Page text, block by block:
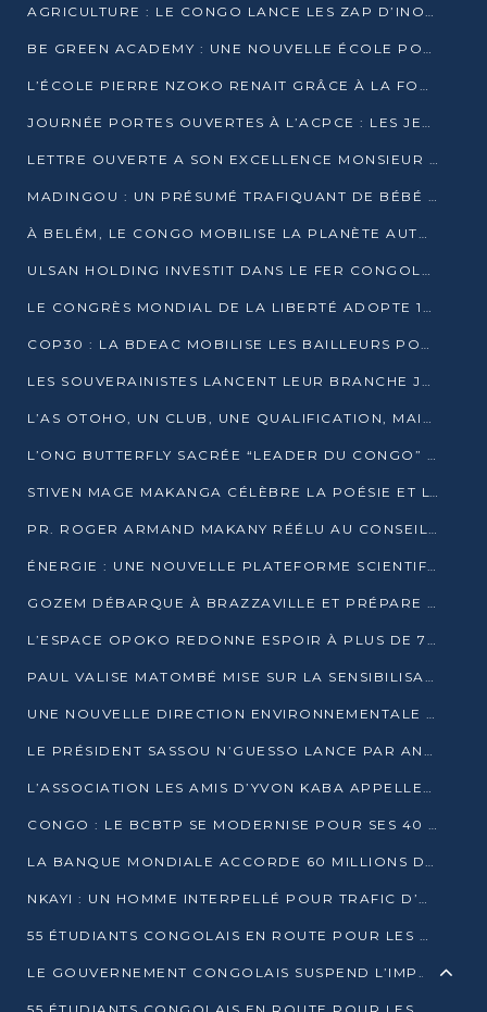
AGRICULTURE : LE CONGO LANCE LES ZAP D’INONI ET YONO
BE GREEN ACADEMY : UNE NOUVELLE ÉCOLE POUR LES MÉTIERS DE L’ÉCOLOGIE À POINTE-NOIRE
L’ÉCOLE PIERRE NZOKO RENAIT GRÂCE À LA FONDATION MUCODEC
JOURNÉE PORTES OUVERTES À L’ACPCE : LES JEUNES EN IMMERSION DANS L’ENTREPRISE
LETTRE OUVERTE A SON EXCELLENCE MONSIEUR DENIS SASSOU NGUESSO, PRESIDENT DE LAREPUBLIQUE DU CONGO
MADINGOU : UN PRÉSUMÉ TRAFIQUANT DE BÉBÉ CHIMPANZÉ FIXÉ SUR SON SORT LE 20 NOVEMBRE
À BELÉM, LE CONGO MOBILISE LA PLANÈTE AUTOUR DU FONDS BLEU POUR LE BASSIN DU CONGO
ULSAN HOLDING INVESTIT DANS LE FER CONGOLAIS
LE CONGRÈS MONDIAL DE LA LIBERTÉ ADOPTE 14 RÉSOLUTIONS HISTORIQUES
COP30 : LA BDEAC MOBILISE LES BAILLEURS POUR LE FONDS BLEU DU BASSIN DU CONGO
LES SOUVERAINISTES LANCENT LEUR BRANCHE JEUNE À BRAZZAVILLE
L’AS OTOHO, UN CLUB, UNE QUALIFICATION, MAIS ENCORE DES DOUTES
L’ONG BUTTERFLY SACRÉE “LEADER DU CONGO” AU PRIX D’EXCELLENCE 2025
STIVEN MAGE MAKANGA CÉLÈBRE LA POÉSIE ET L’HUMAIN AVEC SON RECUEIL “HECTARE”
PR. ROGER ARMAND MAKANY RÉÉLU AU CONSEIL DE L’AUF
ÉNERGIE : UNE NOUVELLE PLATEFORME SCIENTIFIQUE POUR LA TRANSITION ÉNERGÉTIQUE EN AFRIQUE CENTRALE
GOZEM DÉBARQUE À BRAZZAVILLE ET PRÉPARE SON ARRIVÉE À POINTE-NOIRE
L’ESPACE OPOKO REDONNE ESPOIR À PLUS DE 775 ÉLÈVES AUTOCHTONES DANS LE NORD DU CONGO
PAUL VALISE MATOMBÉ MISE SUR LA SENSIBILISATION POUR ÉRAQUER LE GRAND BANDITISME
UNE NOUVELLE DIRECTION ENVIRONNEMENTALE POUR RENFORCER LA GESTION DES DONNÉES AU CONGO
LE PRÉSIDENT SASSOU N’GUESSO LANCE PAR ANTICIPATION LA 39ÈME JOURNÉE NATIONALE DE L’ARBRE
L’ASSOCIATION LES AMIS D’YVON KABA APPELLENT DENIS SASSOU N’GUESSO À SE PORTER CANDIDAT
CONGO : LE BCBTP SE MODERNISE POUR SES 40 ANS D’EXISTENCE
LA BANQUE MONDIALE ACCORDE 60 MILLIONS DE DOLLARS POUR LA RÉSILIENCE URBAINE AU CONGO
NKAYI : UN HOMME INTERPELLÉ POUR TRAFIC D’UN BÉBÉ CHIMPANZÉ
55 ÉTUDIANTS CONGOLAIS EN ROUTE POUR LES UNIVERSITÉS ALGÉRIENNES
LE GOUVERNEMENT CONGOLAIS SUSPEND L’IMPORTATION DES MACHETTES ET DES MOTOS